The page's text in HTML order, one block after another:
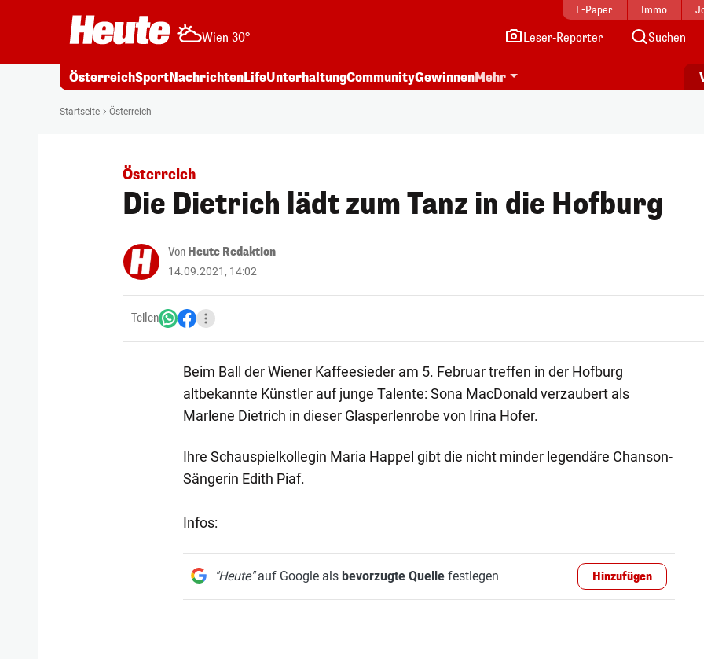
E-Paper Immo
Wien 30° Leser-Reporter Suchen
ÖsterreichSportNachrichtenLifeUnterhaltungCommunityGewinnenMehr
Startseite Österreich
Österreich
Die Dietrich lädt zum Tanz in die Hofburg
Von Heute Redaktion
14.09.2021, 14:02
Teilen
Beim Ball der Wiener Kaffeesieder am 5. Februar treffen in der Hofburg
altbekannte Künstler auf junge Talente: Sona MacDonald verzaubert als
Marlene Dietrich in dieser Glasperlenrobe von Irina Hofer.
Ihre Schauspielkollegin Maria Happel gibt die nicht minder legendäre Chanson-
Sängerin Edith Piaf.
Infos:
"Heute"auf Google als bevorzugte Quellefestlegen Hinzufügen